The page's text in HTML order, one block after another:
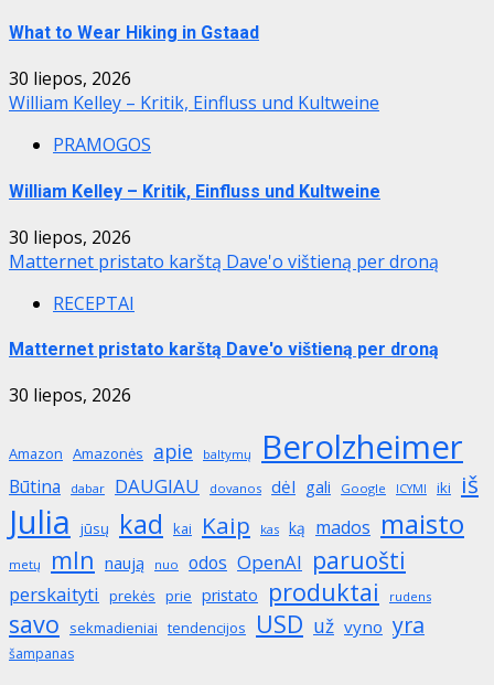
What to Wear Hiking in Gstaad
30 liepos, 2026
William Kelley – Kritik, Einfluss und Kultweine
PRAMOGOS
William Kelley – Kritik, Einfluss und Kultweine
30 liepos, 2026
Matternet pristato karštą Dave'o vištieną per droną
RECEPTAI
Matternet pristato karštą Dave'o vištieną per droną
30 liepos, 2026
Amazon Amazonės apie baltymų Berolzheimer
Būtina dabar DAUGIAU dovanos dėl gali Google ICYMI iki iš
Julia jūsų kad kai Kaip kas ką mados maisto
metų mln naują nuo odos OpenAI paruošti
perskaityti prekės prie pristato produktai rudens
savo sekmadieniai tendencijos USD už vyno yra
šampanas